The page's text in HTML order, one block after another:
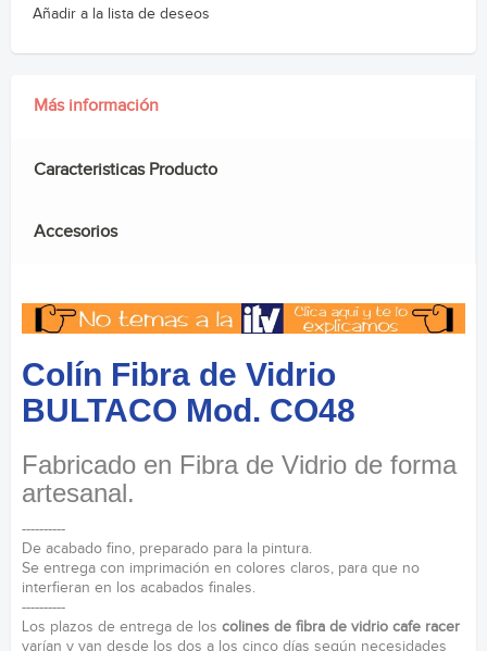
Añadir a la lista de deseos
Más información
Caracteristicas Producto
Accesorios
Colín Fibra de Vidrio
BULTACO Mod. CO48
Fabricado en Fibra de Vidrio de forma
artesanal.
----------
De acabado fino, preparado para la pintura.
Se entrega con imprimación en colores claros, para que no
interfieran en los acabados finales.
----------
Los plazos de entrega de los colines de fibra de vidrio cafe racer
varían y van desde los dos a los cinco días según necesidades